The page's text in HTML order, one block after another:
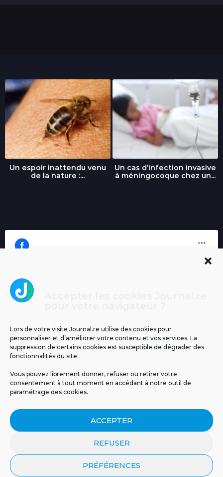
Lors de votre visite Journal.re utilise des cookies pour
personnaliser et d’améliorer votre contenu et vos services. La
suppression de certains cookies est susceptible de dégrader des
fonctionnalités du site.
Vous pouvez librement donner, refuser ou retirer votre
consentement à tout moment en accédant à notre outil de
paramétrage des cookies.
ACCEPTER
REFUSER
PRÉFÉRENCES
Un espoir inattendu venu
de la nature :...
Un cas d’infection invasive
à méningocoque chez un...
MENTIONS LÉGALES PUBLICITÉ
BLOG
NOS ÉMISSIONS
POLITIQUE DE CONFIDENTIALITÉ
CONTACT
© 2026 Tous droits réservés